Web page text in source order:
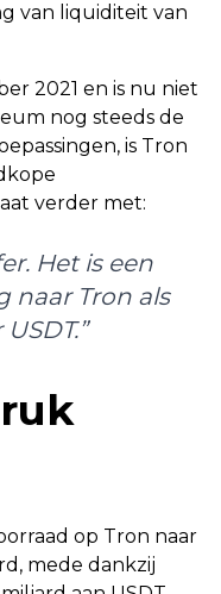
van liquiditeit van
2021 en is nu niet
nog steeds de
is Tron
verder met:
Het is een
naar Tron als
op Tron naar
mede dankzij